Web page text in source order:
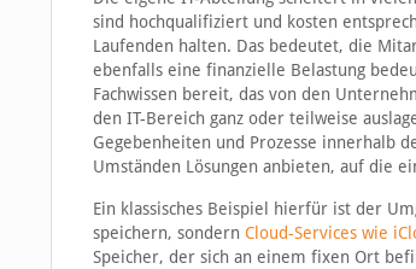
sind hochqualifiziert und kosten
Laufenden halten. Das bedeutet, die
ebenfalls eine finanzielle Belastung
Fachwissen bereit, das von den
den IT-Bereich ganz oder teilweise
Gegebenheiten und Prozesse innerhalb
Umständen Lösungen anbieten, auf die
Ein klassisches Beispiel hierfür ist der
speichern, sondern Cloud-Services wie
Speicher, der sich an einem fixen Ort